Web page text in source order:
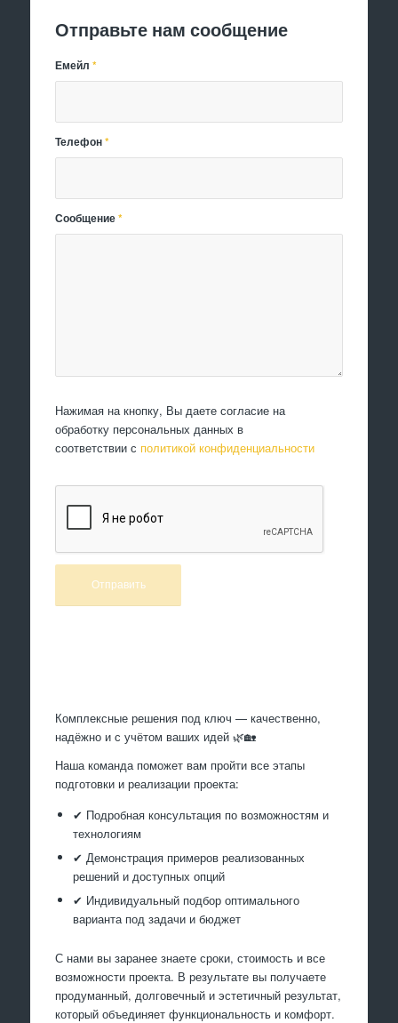
Отправьте нам сообщение
Емейл*
Телефон*
Сообщение*
Нажимая на кнопку, Вы даете согласие на
обработку персональных данных в
соответствии с политикой конфиденциальности
Комплексные решения под ключ — качественно,
надёжно и с учётом ваших идей 🌿🏡
Наша команда поможет вам пройти все этапы
подготовки и реализации проекта:
✔ Подробная консультация по возможностям и
технологиям
✔ Демонстрация примеров реализованных
решений и доступных опций
✔ Индивидуальный подбор оптимального
варианта под задачи и бюджет
С нами вы заранее знаете сроки, стоимость и все
возможности проекта. В результате вы получаете
продуманный, долговечный и эстетичный результат,
который объединяет функциональность и комфорт.